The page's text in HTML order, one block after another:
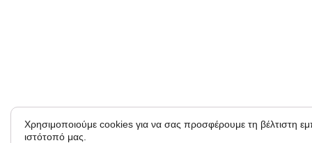
Χρησιμοποιούμε cookies για να σας προσφέρουμε τη βέλτιστη
ιστότοπό μας.